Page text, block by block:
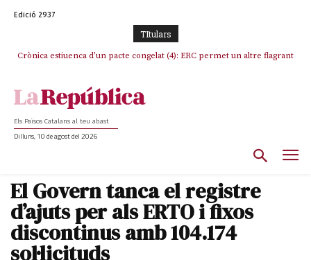
Edició 2937
TItulars
Crònica estiuenca d’un pacte congelat (4): ERC permet un altre flagrant
Rufián boicoteja l’estratègia d’acostament a Junts d’Oriol Junqueras
Els Països Catalans al teu abast
Dilluns, 10 de agost del 2026
El Govern tanca el registre
d’ajuts per als ERTO i fixos
discontinus amb 104.174
sol·licituds